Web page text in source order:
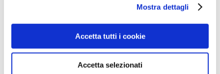
Mostra dettagli
Accetta tutti i cookie
Accetta selezionati
DATA
Feb 15 2026